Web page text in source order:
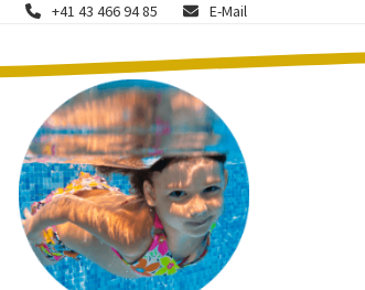
+41 43 466 94 85 E-Mail